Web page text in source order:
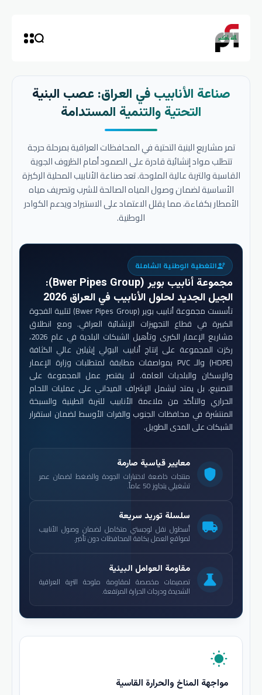
صناعة الأنابيب في العراق: عصب البنية
التحتية والتنمية المستدامة
تمر مشاريع البنية التحتية في المحافظات العراقية بمرحلة حرجة
تتطلب مواد إنشائية قادرة على الصمود أمام الظروف الجوية
القاسية والتربة عالية الملوحة. تعد صناعة الأنابيب المحلية الركيزة
الأساسية لضمان وصول المياه الصالحة للشرب وتصريف مياه
الأمطار بكفاءة، مما يقلل الاعتماد على الاستيراد ويدعم الكوادر
الوطنية.
engineeringالتغطية الوطنية الشاملة
مجموعة أنابيب بوير (Bwer Pipes Group)
:
الجيل الجديد لحلول الأنابيب في العراق 2026
تأسست مجموعة أنابيب بوير (Bwer Pipes Group) لتلبية الفجوة
الكبيرة في قطاع التجهيزات الإنشائية العراقي. ومع انطلاق
مشاريع الإعمار الكبرى وتأهيل الشبكات البلدية في عام 2026،
ركزت المجموعة على إنتاج أنابيب البولي إيثيلين عالي الكثافة
(HDPE) والـ PVC بمواصفات مطابقة لمتطلبات وزارة الإعمار
والإسكان والبلديات العامة. لا يقتصر عمل المجموعة على
التصنيع، بل يمتد ليشمل الإشراف الميداني على عمليات اللحام
الحراري والتأكد من ملاءمة الأنابيب للتربة الطينية والسبخة
المنتشرة في محافظات الجنوب والفرات الأوسط لضمان استقرار
الشبكات على المدى الطويل.
shield
معايير قياسية صارمة
منتجات خاضعة لاختبارات الجودة والضغط لضمان عمر
تشغيلي يتجاوز 50 عاماً.
local_shipping
سلسلة توريد سريعة
أسطول نقل لوجستي متكامل لضمان وصول الأنابيب
لمواقع العمل بكافة المحافظات دون تأخير.
science
مقاومة العوامل البيئية
تصميمات مخصصة لمقاومة ملوحة التربة العراقية
الشديدة ودرجات الحرارة المرتفعة.
wb_sunny
مواجهة المناخ والحرارة القاسية